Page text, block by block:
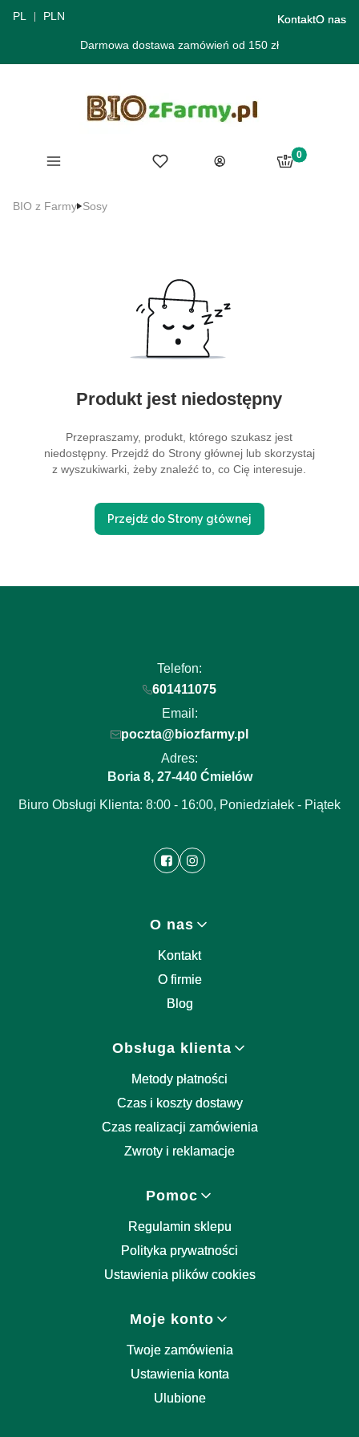
PL PLN KontaktO nas
Darmowa dostawa zamówień od 150 zł
Menu Ulubione
Zaloguj się
Produkty w
Koszyk
BIO z Farmy Sosy
Produkt jest niedostępny
Przepraszamy, produkt, którego szukasz jest
niedostępny. Przejdź do Strony głównej lub skorzystaj
z wyszukiwarki, żeby znaleźć to, co Cię interesuje.
Przejdź do Strony głównej
Telefon:
601411075
Email:
poczta@biozfarmy.pl
Adres:
Boria 8, 27-440Ćmielów
Biuro Obsługi Klienta: 8:00 - 16:00, Poniedziałek - Piątek
O nas
Kontakt
O firmie
Blog
Obsługa klienta
Metody płatności
Czas i koszty dostawy
Czas realizacji zamówienia
Zwroty i reklamacje
Pomoc
Regulamin sklepu
Polityka prywatności
Ustawienia plików cookies
Moje konto
Twoje zamówienia
Ustawienia konta
Ulubione